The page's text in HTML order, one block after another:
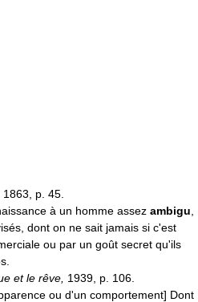
1863, p. 45.
à un homme assez ambigu
dont on ne sait jamais si c'est
ou par un goût secret qu'ils
et le rêve, 1939, p. 106.
ou d'un comportement] Dont